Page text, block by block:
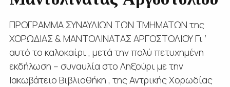
ΠΡΟΓΡΑΜΜΑ ΣΥΝΑΥΛΙΩΝ ΤΩΝ ΤΜΗΜΑΤΩΝ της
ΧΟΡΩΔΙΑΣ & ΜΑΝΤΟΛΙΝΑΤΑΣ ΑΡΓΟΣΤΟΛΙΟΥ Γι ‘
αυτό το καλοκαίρι , μετά την πολύ πετυχημένη
εκδήλωση – συναυλία στο Ληξούρι με την
Ιακωβάτειο Βιβλιοθήκη , της Αντρικής Χορωδίας